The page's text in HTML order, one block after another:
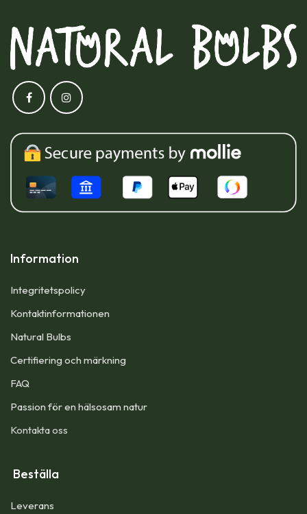
Information
Integritetspolicy
Kontaktinformationen
Natural Bulbs
Certifiering och märkning
FAQ
Passion för en hälsosam natur
Kontakta oss
Beställa
Leverans